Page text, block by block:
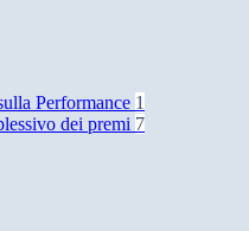
Performance 1
dei premi 7